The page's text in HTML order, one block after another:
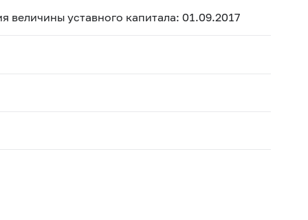
величины уставного капитала: 01.09.2017